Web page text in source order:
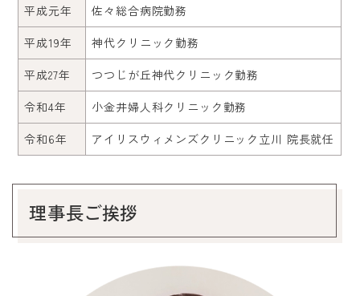
平成元年
佐々総合病院勤務
平成19年
神代クリニック勤務
平成27年
つつじが丘神代クリニック勤務
令和4年
小金井婦人科クリニック勤務
令和6年
アイリスウィメンズクリニック立川 院長就任
理事長ご挨拶